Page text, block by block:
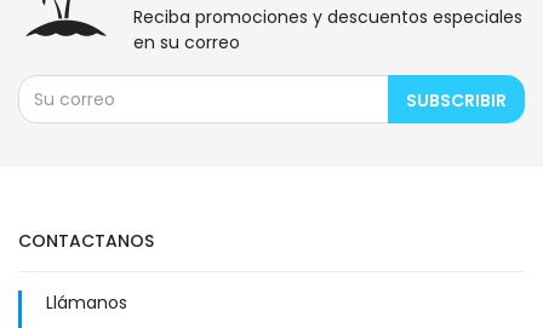
Reciba promociones y descuentos especiales
en su correo
SUBSCRIBIR
CONTACTANOS
Llámanos